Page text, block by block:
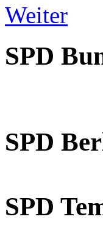
Weiter
SPD
SPD
SPD